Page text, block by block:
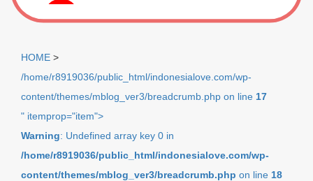
HOME >
/home/r8919036/public_html/indonesialove.com/wp-
content/themes/mblog_ver3/breadcrumb.php on line 17
" itemprop="item">
Warning: Undefined array key 0 in
/home/r8919036/public_html/indonesialove.com/wp-
content/themes/mblog_ver3/breadcrumb.php on line 18